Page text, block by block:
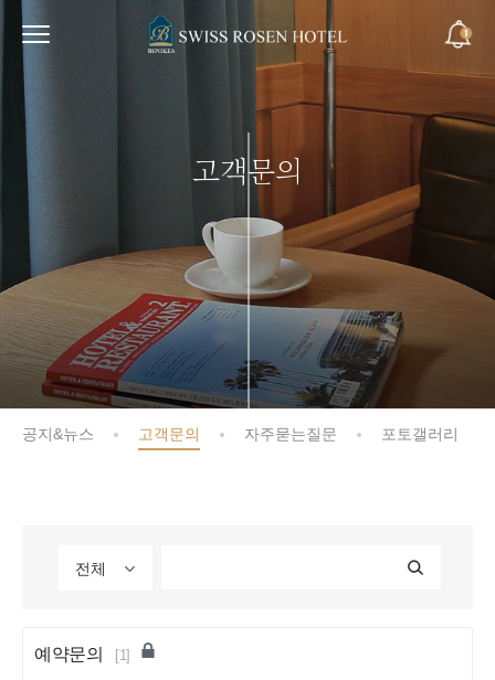
고객문의
공지&뉴스 고객문의 자주묻는질문 포토갤러리
전체
예약문의 [1]